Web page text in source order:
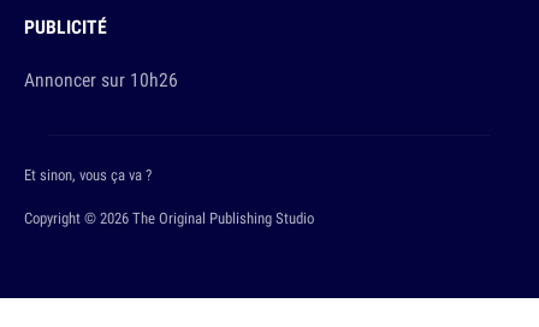
PUBLICITÉ
Annoncer sur 10h26
Copyright © 2026 The Original Publishing Studio
Et sinon, vous ça va ?